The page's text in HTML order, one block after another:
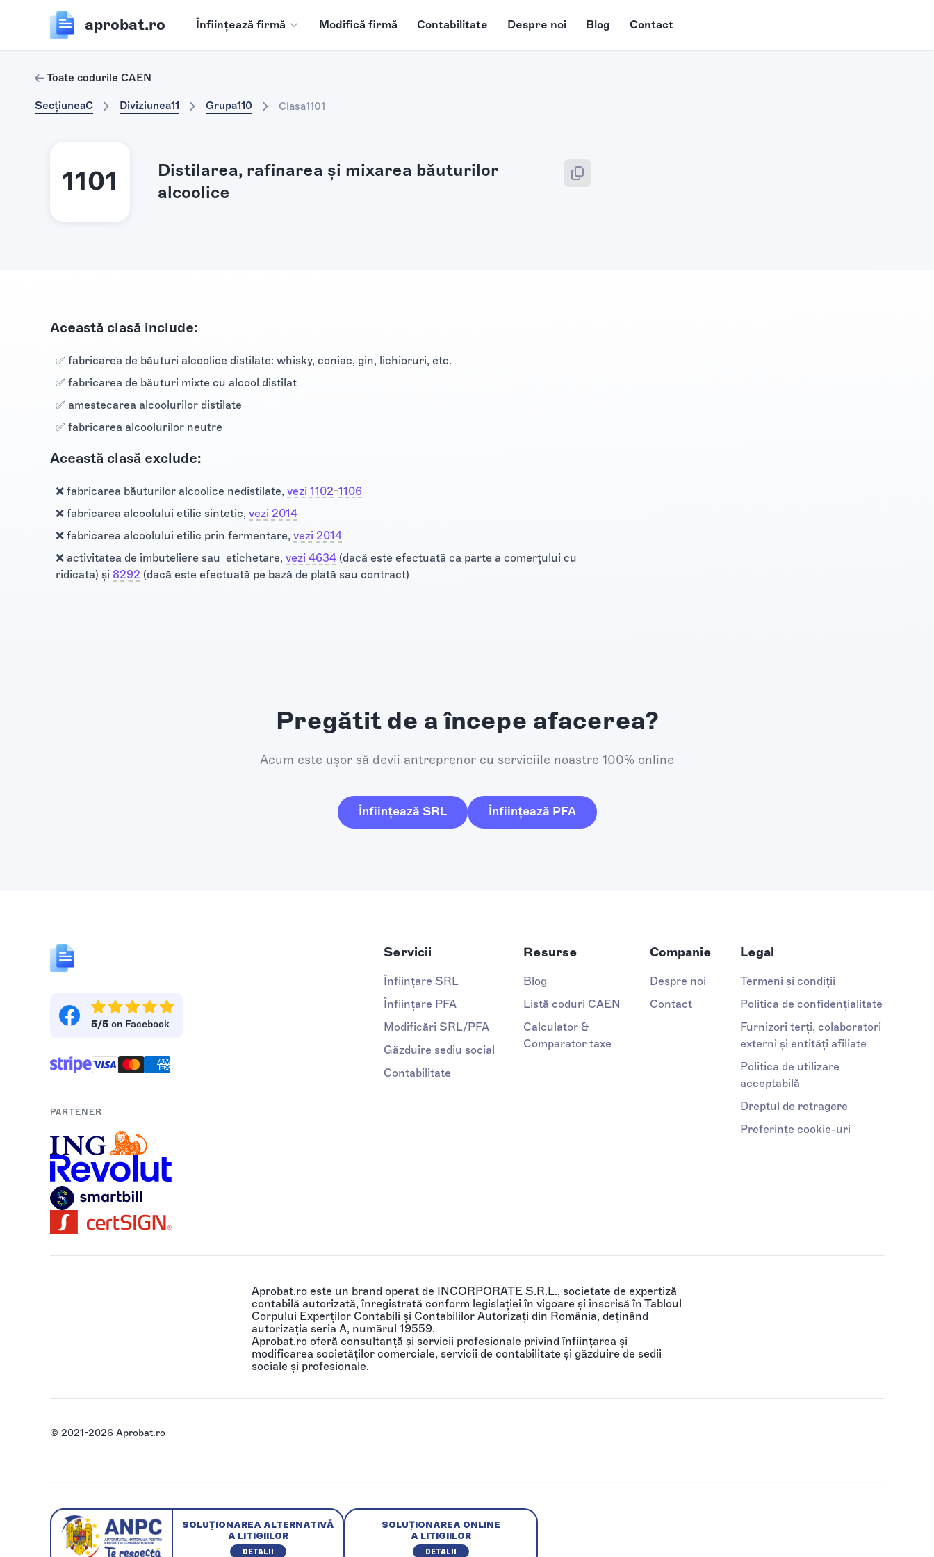
aprobat.ro Înființează firmă Modifică firmă Contabilitate Despre noi Blog Contact
Toate codurile CAEN
SecțiuneaC Diviziunea11 Grupa110 Clasa1101
1101
Distilarea, rafinarea şi mixarea băuturilor
alcoolice
Această clasă include:
✅ fabricarea de băuturi alcoolice distilate: whisky, coniac, gin, lichioruri, etc.
✅ fabricarea de băuturi mixte cu alcool distilat
✅ amestecarea alcoolurilor distilate
✅ fabricarea alcoolurilor neutre
Această clasă exclude:
❌ fabricarea băuturilor alcoolice nedistilate, vezi 1102-1106
❌ fabricarea alcoolului etilic sintetic, vezi 2014
❌ fabricarea alcoolului etilic prin fermentare, vezi 2014
❌ activitatea de îmbuteliere sau etichetare, vezi 4634 (dacă este efectuată ca parte a comerţului cu
ridicata) şi 8292 (dacă este efectuată pe bază de plată sau contract)
Pregătit de a începe afacerea?
Acum este ușor să devii antreprenor cu serviciile noastre 100% online
Înființează SRL Înființează PFA
5/5 on Facebook
PARTENER
Servicii
Înființare SRL
Înființare PFA
Modificări SRL/PFA
Găzduire sediu social
Contabilitate
Resurse
Blog
Listă coduri CAEN
Calculator &
Comparator taxe
Companie
Despre noi
Contact
Legal
Termeni și condiții
Politica de confidențialitate
Furnizori terți, colaboratori
externi și entități afiliate
Politica de utilizare
acceptabilă
Dreptul de retragere
Preferințe cookie-uri
Aprobat.ro este un brand operat de INCORPORATE S.R.L., societate de expertiză
contabilă autorizată, înregistrată conform legislației în vigoare și înscrisă în Tabloul
Corpului Experților Contabili și Contabililor Autorizați din România, deținând
autorizația seria A, numărul 19559.
Aprobat.ro oferă consultanță și servicii profesionale privind înființarea și
modificarea societăților comerciale, servicii de contabilitate și găzduire de sedii
sociale și profesionale.
© 2021-2026 Aprobat.ro
SOLUȚIONAREA ALTERNATIVĂ
A LITIGIILOR
DETALII
SOLUȚIONAREA ONLINE
A LITIGIILOR
DETALII